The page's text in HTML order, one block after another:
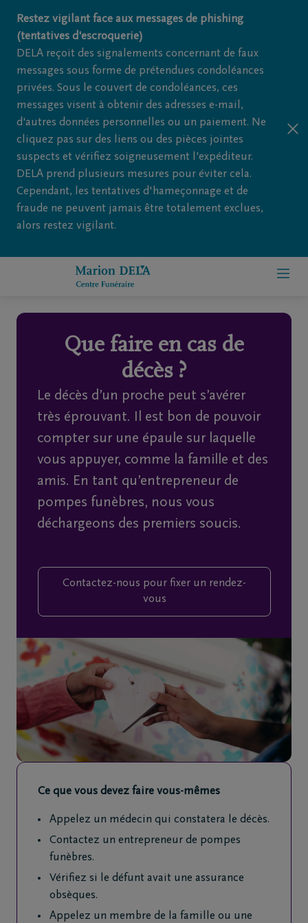
Restez vigilant face aux messages de phishing
(tentatives d'escroquerie)
DELA reçoit des signalements concernant de faux
messages sous forme de prétendues condoléances
privées. Sous le couvert de condoléances, ces
messages visent à obtenir des adresses e-mail,
d'autres données personnelles ou un paiement. Ne
cliquez pas sur des liens ou des pièces jointes
suspects et vérifiez soigneusement l'expéditeur.
DELA prend plusieurs mesures pour éviter cela.
Cependant, les tentatives d'hameçonnage et de
fraude ne peuvent jamais être totalement exclues,
alors restez vigilant.
Home
À
propos
nous
Contact
Organiser
funérailles
décès
Nos
centres
funéraires
Questions
posées
Assistance
en cas de
24h/24
+32
Que faire en cas de
décès ?
Le décès d’un proche peut s’avérer
très éprouvant. Il est bon de pouvoir
compter sur une épaule sur laquelle
vous appuyer, comme la famille et des
amis. En tant qu’entrepreneur de
pompes funèbres, nous vous
déchargeons des premiers soucis.
Contactez-nous pour fixer un rendez-
vous
Ce que vous devez faire vous-mêmes
Appelez un médecin qui constatera le décès.
Contactez un entrepreneur de pompes
funèbres.
Vérifiez si le défunt avait une assurance
obsèques.
Appelez un membre de la famille ou une